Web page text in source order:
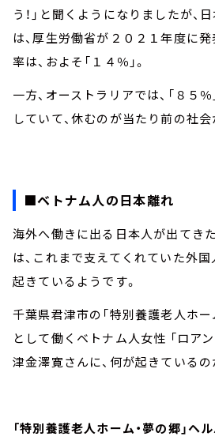
う！」と聞くようになりましたが、
は、厚生労働省が２０２１年度に
率は、およそ「１４％」。
一方、オーストラリアでは、「８５
していて、休むのが当たり前の社
■ベトナム人の日本離れ
海外へ働きに出る日本人が出てき
は、これまで支えてくれていた外
起きているようです。
千葉県君津市の「特別養護老人ホー
として働くベトナム人女性 「ロアン
津金澤寛さんに、何が起きているの
「特別養護老人ホーム・夢の郷」